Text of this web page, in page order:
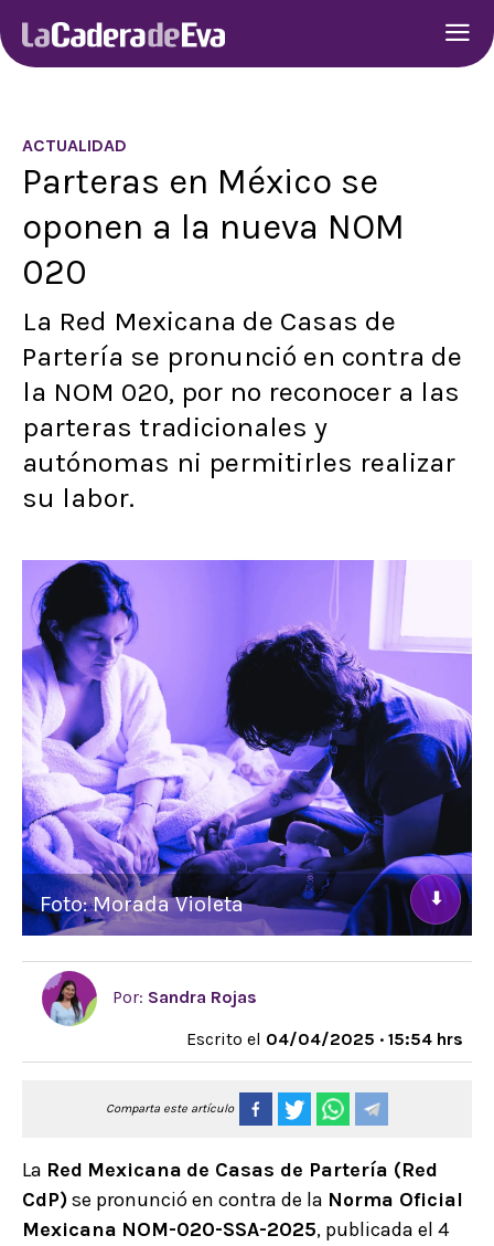
ACTUALIDAD
Parteras en México se
oponen a la nueva NOM
020
La Red Mexicana de Casas de
Partería se pronunció en contra de
la NOM 020, por no reconocer a las
parteras tradicionales y
autónomas ni permitirles realizar
su labor.
Foto: Morada Violeta ⬇
Por: Sandra Rojas
Escrito el 04/04/2025 · 15:54 hrs
Comparta este artículo
La Red Mexicana de Casas de Partería (Red
CdP)se pronunció en contra de la Norma Oficial
Mexicana NOM-020-SSA-2025, publicada el 4